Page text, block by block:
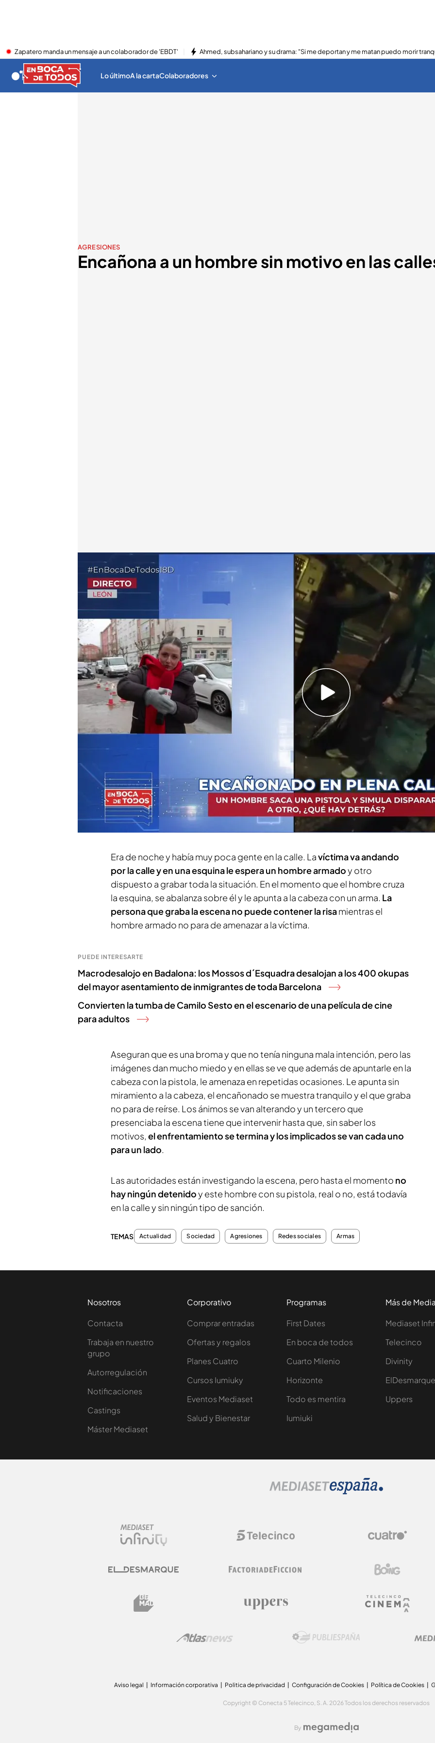
Zapatero manda un mensaje a un colaborador de 'EBDT' Ahmed, subsahariano y su drama: "Si me deportan y me matan puedo morir
Lo últimoA la cartaColaboradores
AGRESIONES
Encañona a un hombre sin motivo en las
En boca de todos
18 DIC 2025 - 12:04h.
Leticia Santos se desplaza hasta León porque hay indicios de que no
es una simple broma por mucho que la persona que graba no parara
de reír
Adonis se derrumba y pide perdón por intentar acuchillar a un policía
en mitad de una brutal pelea en Barcelona: “Estoy muy arrepentido,
no era yo”
Compartir
Leticia Santos se ha desplazado hasta la ciudad de
para conocer los
detalles de un
impactante vídeoen el que vemos comoun hombre
apunta a la cabeza de otro con una pistolay le hace todo tipo de
amenazas sin ningún motivo aparente. Un incidente que está siendo
investigado por las autoridades y
cuyo protagonista está en libertad
Era de noche y había muy poca gente en la calle. Lavíctima va andando
por la calle y en una esquina le espera un hombre armadoy otro
dispuesto a grabar toda la situación. En el momento que el hombre cruza
la esquina, se abalanza sobre él y le apunta a la cabeza con un arma. La
persona que graba la escena no puede contener la risamientras el
hombre armado no para de amenazar a la víctima.
PUEDE INTERESARTE
Macrodesalojo en Badalona: los Mossos d´Esquadra desalojan a los 400 okupas
del mayor asentamiento de inmigrantes de toda Barcelona
Convierten la tumba de Camilo Sesto en el escenario de una película de cine
para adultos
Aseguran que es una broma y que no tenía ninguna mala intención, pero las
imágenes dan mucho miedo y en ellas se ve que además de apuntarle en la
cabeza con la pistola, le amenaza en repetidas ocasiones. Le apunta sin
miramiento a la cabeza, el encañonado se muestra tranquilo y el que graba
no para de reírse. Los ánimos se van alterando y un tercero que
presenciaba la escena tiene que intervenir hasta que, sin saber los
motivos, el enfrentamiento se termina y los implicados se van cada uno
para un lado.
Las autoridades están investigando la escena, pero hasta el momento no
hay ningún detenidoy este hombre con su pistola, real o no, está todavía
en la calle y sin ningún tipo de sanción.
TEMAS Actualidad Sociedad Agresiones Redes sociales Armas
Nosotros
Contacta
Trabaja en nuestro
grupo
Autorregulación
Notificaciones
Castings
Máster Mediaset
Corporativo
Comprar entradas
Ofertas y regalos
Planes Cuatro
Cursos Iumiuky
Eventos Mediaset
Salud y Bienestar
Programas
First Dates
En boca de todos
Cuarto Milenio
Horizonte
Todo es mentira
Iumiuki
Más de
Mediaset
Telecinco
Divinity
ElDesmarque
Uppers
Aviso legal Información corporativa Politica de privacidad Configuración de Cookies Política de Cookies
Copyright © Conecta 5 Telecinco, S. A. 2026 Todos los derechos reservados
By